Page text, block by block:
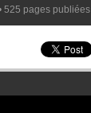
525 pages publiées